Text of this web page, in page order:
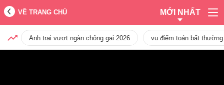
VỀ TRANG CHỦ MỚI NHẤT
Anh trai vượt ngàn chông gai 2026 vụ điểm toán bất